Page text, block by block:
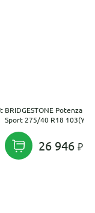
BRIDGESTONE Potenza
Sport 275/40 R18 103(Y)
26 946